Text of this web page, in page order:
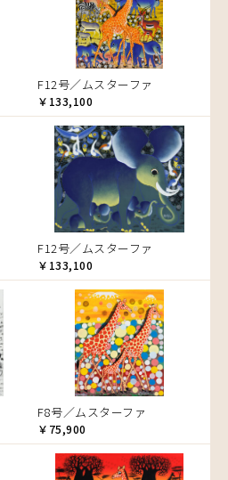
F12号／ムスターファ
￥133,100
F12号／ムスターファ
￥133,100
F8号／ムスターファ
￥75,900